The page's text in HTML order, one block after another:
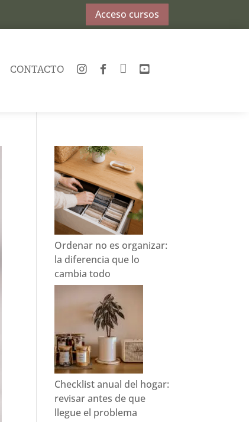
Acceso cursos
CONTACTO INSTAGRAM
FACEBOOK
TWITTERYOUTUBE
Ordenar no es organizar:
la diferencia que lo
cambia todo
Checklist anual del hogar:
revisar antes de que
llegue el problema